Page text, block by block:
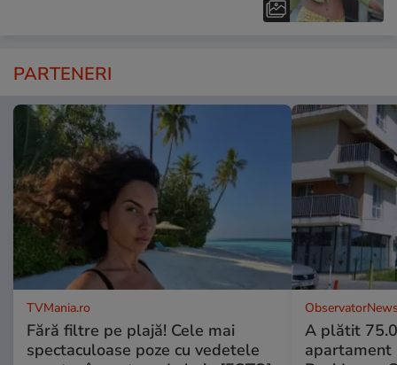
PARTENERI
TVMania.ro
Fără filtre pe plajă! Cele mai
spectaculoase poze cu vedetele
A plătit
apartament